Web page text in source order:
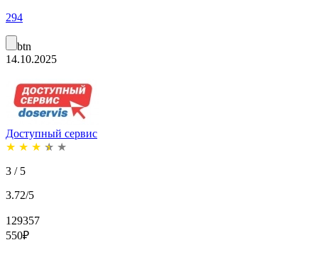
294
btn
14.10.2025
Доступный сервис
★ ★ ★ ★ ★
3 / 5
3.72/5
129357
550₽